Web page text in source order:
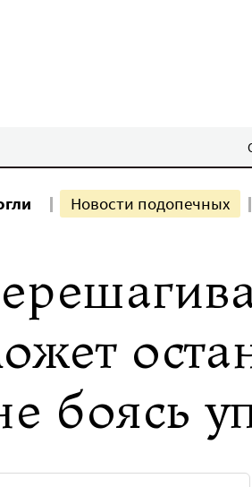
Новости подопечных
боясь